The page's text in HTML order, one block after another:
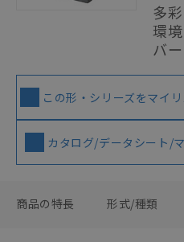
多
環
バ
この形・シリーズをマイ
カタログ/データシート/
商品の特長 形式/種類